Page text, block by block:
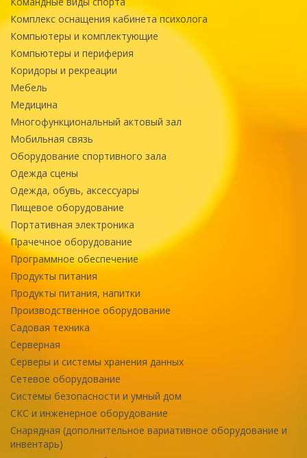
Комплекс оснащения кабинета психолога
Компьютеры и комплектующие
Компьютеры и периферия
Коридоры и рекреации
Мебель
Медицина
Многофункциональный актовый зал
Мобильная связь
Оборудование спортивного зала
Одежда сцены
Одежда, обувь, аксессуары
Пищевое оборудование
Портативная электроника
Прачечное оборудование
Программное обеспечение
Продукты питания
Продукты питания, напитки
Производственное оборудование
Садовая техника
Серверная
Серверы и системы хранения данных
Сетевое оборудование
Системы безопасности и умный дом
СКС и инженерное оборудование
Снарядная (дополнительное вариативное оборудование и
инвентарь)